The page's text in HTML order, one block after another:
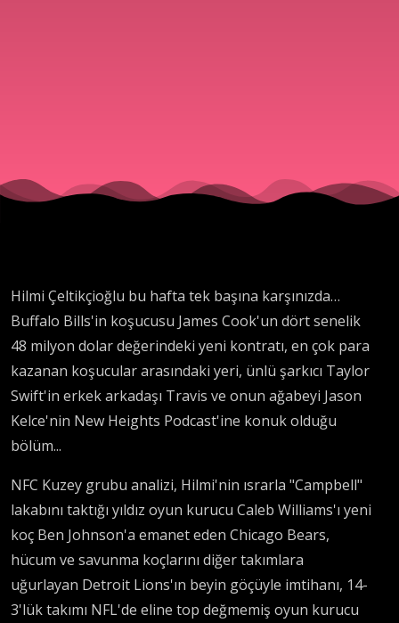
Hilmi Çeltikçioğlu bu hafta tek başına karşınızda…
Buffalo Bills'in koşucusu James Cook'un dört senelik
48 milyon dolar değerindeki yeni kontratı, en çok para
kazanan koşucular arasındaki yeri, ünlü şarkıcı Taylor
Swift'in erkek arkadaşı Travis ve onun ağabeyi Jason
Kelce'nin New Heights Podcast'ine konuk olduğu
bölüm...
NFC Kuzey grubu analizi, Hilmi'nin ısrarla "Campbell"
lakabını taktığı yıldız oyun kurucu Caleb Williams'ı yeni
koç Ben Johnson'a emanet eden Chicago Bears,
hücum ve savunma koçlarını diğer takımlara
uğurlayan Detroit Lions'ın beyin göçüyle imtihanı, 14-
3'lük takımı NFL'de eline top değmemiş oyun kurucu